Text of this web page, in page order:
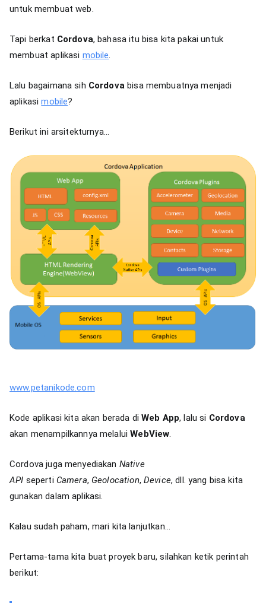
untuk membuat web.
Tapi berkat Cordova, bahasa itu bisa kita pakai untuk
membuat aplikasi mobile.
Lalu bagaimana sih Cordovabisa membuatnya menjadi
aplikasimobile?
Berikut ini arsitekturnya…
www.petanikode.com
Kode aplikasi kita akan berada diWeb App, lalu si Cordova
akan menampilkannya melaluiWebView.
Cordova juga menyediakan Native
API seperti Camera, Geolocation, Device, dll. yang bisa kita
gunakan dalam aplikasi.
Kalau sudah paham, mari kita lanjutkan…
Pertama-tama kita buat proyek baru, silahkan ketik perintah
berikut: